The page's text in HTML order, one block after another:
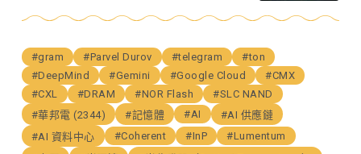
#gram #Parvel Durov #telegram
#ton
#DeepMind
#Gemini #Google Cloud
#CMX
#CXL
#DRAM #NOR Flash
#SLC NAND
#華邦電 (2344)
#記憶體 #AI
#AI 供應鏈
#AI 資料中心
#Coherent #InP
#Lumentum